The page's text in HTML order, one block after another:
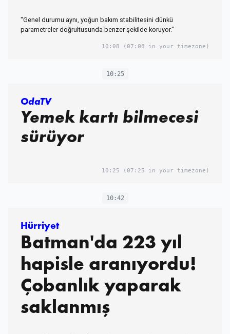
"Genel durumu aynı, yoğun bakım stabilitesini dünkü
parametreler doğrultusunda benzer şekilde koruyor."
10:08 (07:08 in your timezone)
10:25
OdaTV
Yemek kartı bilmecesi
sürüyor
10:25 (07:25 in your timezone)
10:42
Hürriyet
Batman'da 223 yıl
hapisle aranıyordu!
Çobanlık yaparak
saklanmış